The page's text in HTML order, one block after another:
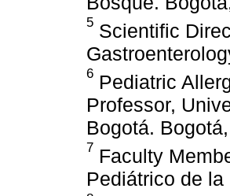
5 Scientific
6 Pediatric
Professor,
Bogotá.
7 Faculty
Pediátrico de